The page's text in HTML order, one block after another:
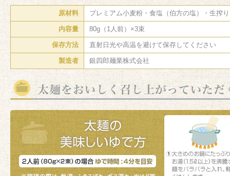
原材料 プレミアム小麦粉・食塩（伯方の塩）・生搾
内容量 80g（1人前）×3束
保存方法 直射日光や高温を避けて保存してください
製造者 銀四郎麺業株式会社